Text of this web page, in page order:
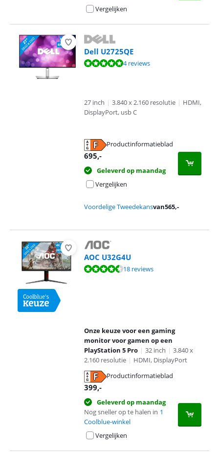
Vergelijken
Dell U2725QE
Beoordeling is 9,9 van de 10, gebaseerd op 4 reviews.
4 reviews
27 inch | 3.840 x 2.160 resolutie | HDMI,
DisplayPort, usb C
Productinformatieblad
695,-
Geleverd op maandag
Vergelijken
Voordelige Tweedekansvan565,-
AOC U32G4U
Beoordeling is 9,2 van de 10, gebaseerd op 18 reviews.
18 reviews
Onze keuze voor een gaming
monitor voor gamen op een
PlayStation 5 Pro | 32 inch | 3.840 x
2.160 resolutie | HDMI, DisplayPort
Productinformatieblad
399,-
Geleverd op maandag
Nog sneller op te halen in 1
Coolblue-winkel
Vergelijken